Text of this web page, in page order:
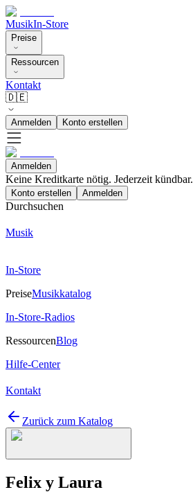
MusikIn-Store
Preise
Ressourcen
Kontakt
🇩🇪
Anmelden Konto erstellen
Anmelden
Keine Kreditkarte nötig. Jederzeit kündbar.
Konto erstellen Anmelden
Durchsuchen
Musik
In-Store
PreiseMusikkatalog
In-Store-Radios
RessourcenBlog
Hilfe-Center
Kontakt
Zurück zum Katalog
Felix y Laura